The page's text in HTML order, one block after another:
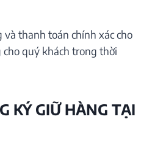
thanh toán chính xác cho
cho quý khách trong thời
KÝ GIỮ HÀNG TẠI